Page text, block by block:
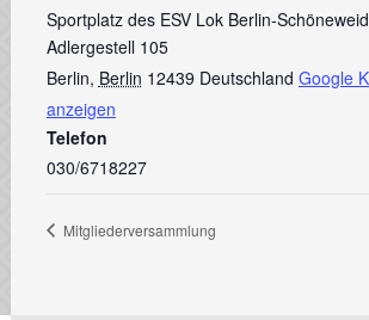
Sportplatz des ESV Lok Berlin-
Adlergestell 105
Berlin, Berlin 12439 Deutschland Google
anzeigen
Telefon
030/6718227
Mitgliederversammlung